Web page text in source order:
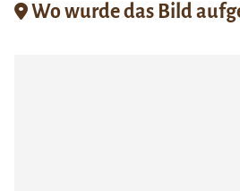
Wo wurde das Bild